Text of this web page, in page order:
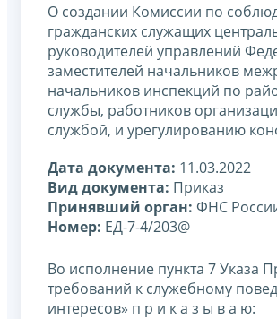
О создании Комиссии по
гражданских служащих
руководителей управлений
заместителей начальников
начальников инспекций по
службы, работников
службой, и урегулированию
Дата документа: 11.03.2022
Вид документа: Приказ
Принявший орган: ФНС
Номер: ЕД-7-4/203@
Во исполнение пункта 7 Указа
требований к служебному
интересов» п р и к а з ы в а ю: